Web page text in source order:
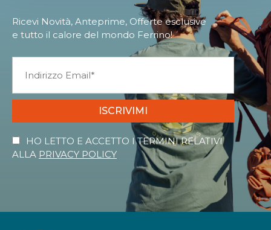
Ricevi Novità, Anteprime, Offerte esclusive
e tutto il calore del mondo Ferrino!
ISCRIVIMI
HO LETTO E ACCETTO I TERMINI RELATIVI
ALLA PRIVACY POLICY